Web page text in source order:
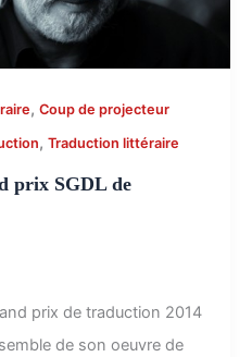
, Coup de projecteur
, Traduction littéraire
prix SGDL de
prix de traduction 2014
de son oeuvre de